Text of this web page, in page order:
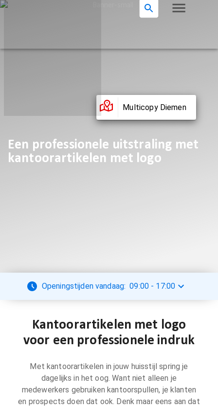
Multicopy Diemen
Een professionele uitstraling met
kantoorartikelen met logo
Openingstijden vandaag: 09:00 - 17:00
Kantoorartikelen met logo
voor een professionele indruk
Met kantoorartikelen in jouw huisstijl spring je
dagelijks in het oog. Want niet alleen je
medewerkers gebruiken kantoorspullen, je klanten
en prospects doen dat ook. Denk maar eens aan dat